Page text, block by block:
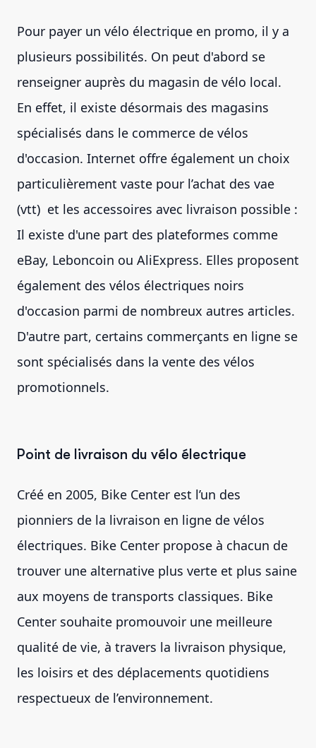
Pour payer un vélo électrique en promo, il y a
plusieurs possibilités. On peut d'abord se
renseigner auprès du magasin de vélo local.
En effet, il existe désormais des magasins
spécialisés dans le commerce de vélos
d'occasion. Internet offre également un choix
particulièrement vaste pour l’achat des vae
(vtt) et les accessoires avec livraison possible :
Il existe d'une part des plateformes comme
eBay, Leboncoin ou AliExpress. Elles proposent
également des vélos électriques noirs
d'occasion parmi de nombreux autres articles.
D'autre part, certains commerçants en ligne se
sont spécialisés dans la vente des vélos
promotionnels.
Point de livraison du vélo électrique
Créé en 2005, Bike Center est l’un des
pionniers de la livraison en ligne de vélos
électriques. Bike Center propose à chacun de
trouver une alternative plus verte et plus saine
aux moyens de transports classiques. Bike
Center souhaite promouvoir une meilleure
qualité de vie, à travers la livraison physique,
les loisirs et des déplacements quotidiens
respectueux de l’environnement.